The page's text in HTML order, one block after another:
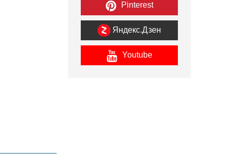
Pinterest
Яндекс.Дзен
Youtube